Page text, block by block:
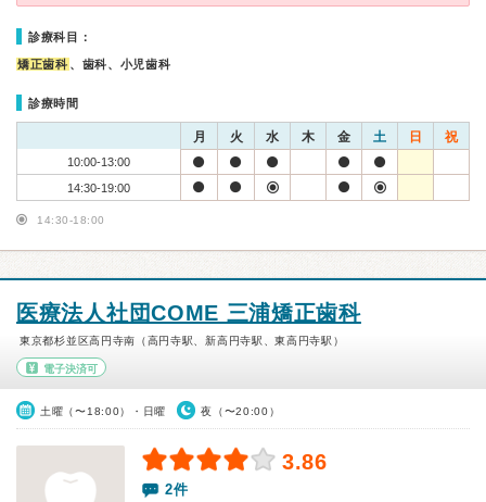
診療科目：
矯正歯科 、歯科、小児歯科
診療時間
月 火 水 木 金 土 日 祝
10:00-13:00
14:30-19:00
14:30-18:00
医療法人社団COME 三浦矯正歯科
東京都杉並区高円寺南（高円寺駅、新高円寺駅、東高円寺駅）
電子決済可
土曜（〜18:00）・日曜 夜（〜20:00）
3.86
2件